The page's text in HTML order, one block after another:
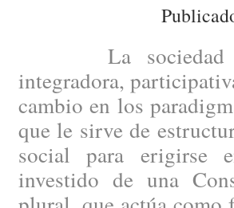
La sociedad
integradora,
cambio en los
que le sirve de
social para erigirse
investido de una